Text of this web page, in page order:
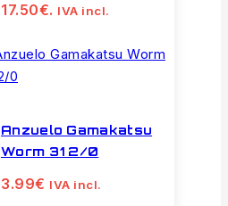
17.50€. IVA incl.
Anzuelo Gamakatsu
Worm 31 2/0
3.99€ IVA incl.